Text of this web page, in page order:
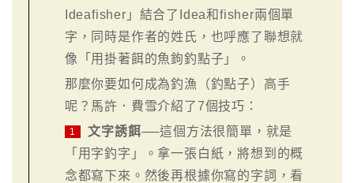
Ideafisher」結合了Idea和fisher兩個單
字，同時是作者的姓氏，也呼應了聯想就
像「用掛著餌的魚鉤釣點子」。
那麼你要如何成為釣漁（釣點子）高手
呢？馬許．費雪介紹了7個技巧：
1 文字誘餌──這個方法很簡單，就是
「用字釣字」。拿一張白紙，將想到的概
念都寫下來。然後再根據你寫的字詞，看